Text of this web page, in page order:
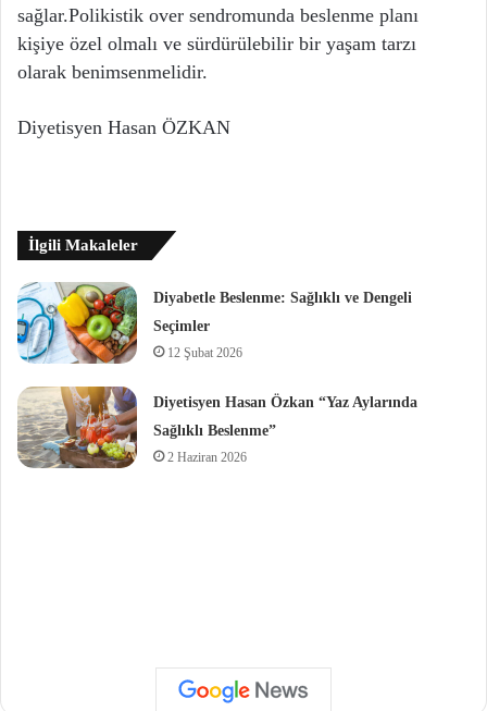
sağlar.Polikistik over sendromunda beslenme planı
kişiye özel olmalı ve sürdürülebilir bir yaşam tarzı
olarak benimsenmelidir.
Diyetisyen Hasan ÖZKAN
İlgili Makaleler
Diyabetle Beslenme: Sağlıklı ve Dengeli
Seçimler
12 Şubat 2026
Diyetisyen Hasan Özkan “Yaz Aylarında
Sağlıklı Beslenme”
2 Haziran 2026